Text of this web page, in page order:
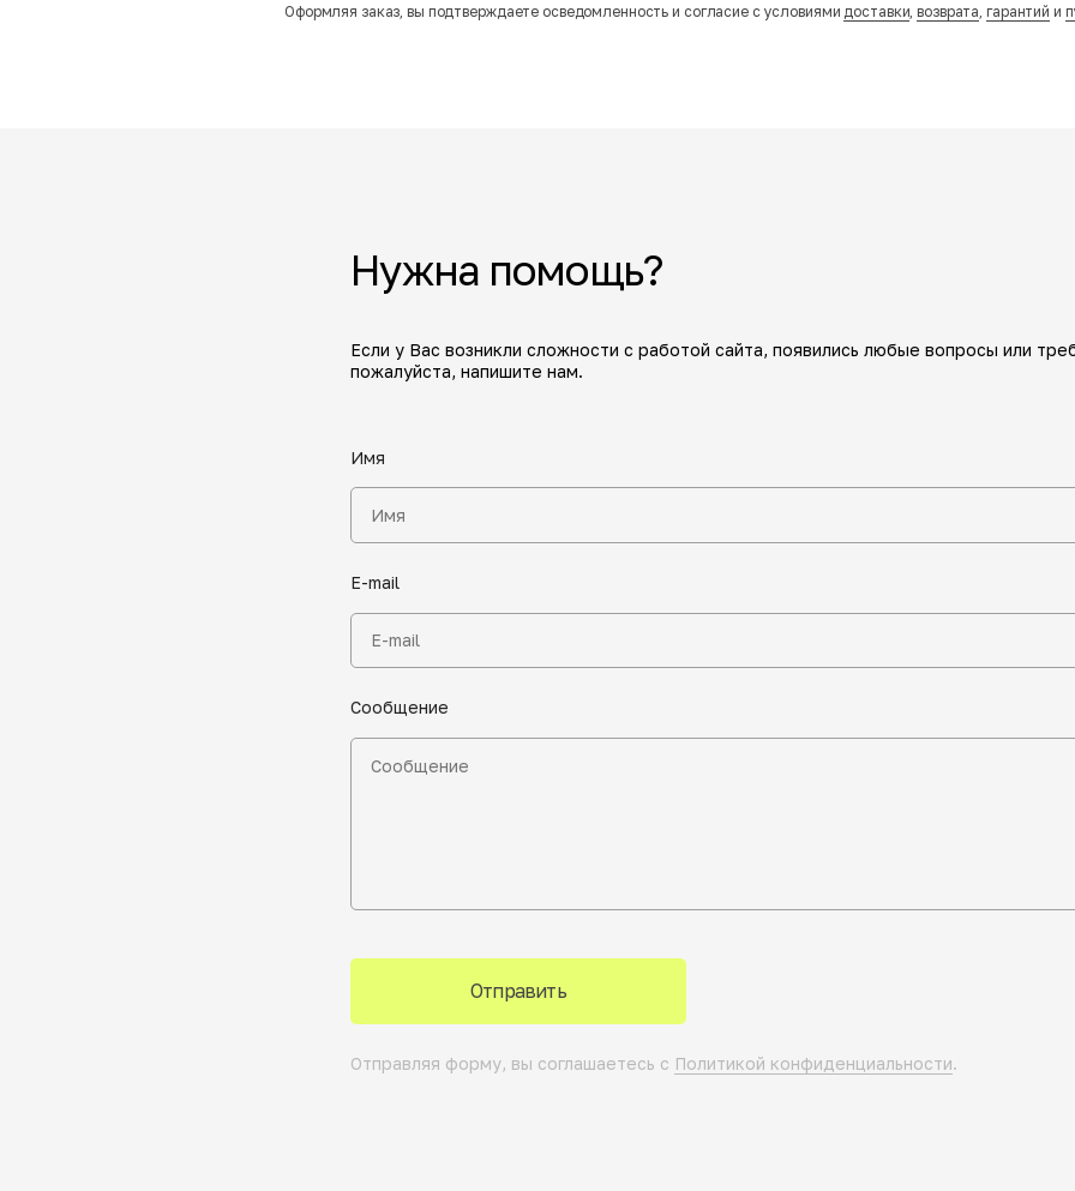
Оформляя заказ, вы подтверждаете осведомленность и согласие с условиями доставки ,возврата гарантий и
Нужна помощь?
Если у Вас возникли сложности с работой сайта, появились любые вопросы или
пожалуйста, напишите нам.
Имя
E-mail
Сообщение
Отправить
Отправляя форму, вы соглашаетесь с Политикой конфиденциальности.